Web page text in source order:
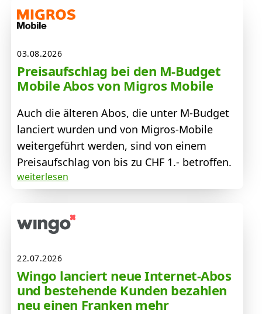
03.08.2026
Preisaufschlag bei den M-Budget
Mobile Abos von Migros Mobile
Auch die älteren Abos, die unter M-Budget
lanciert wurden und von Migros-Mobile
weitergeführt werden, sind von einem
Preisaufschlag von bis zu CHF 1.- betroffen.
weiterlesen
22.07.2026
Wingo lanciert neue Internet-Abos
und bestehende Kunden bezahlen
neu einen Franken mehr